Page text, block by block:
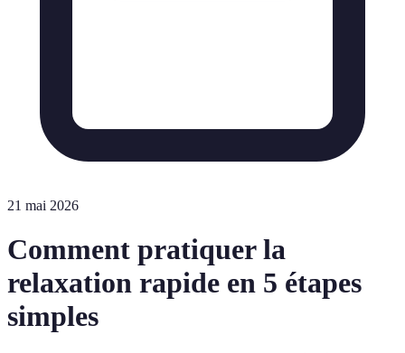
21 mai 2026
Comment pratiquer la
relaxation rapide en 5 étapes
simples